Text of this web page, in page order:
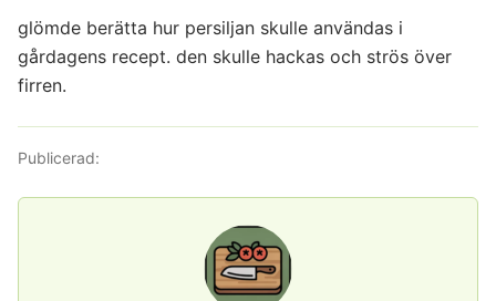
glömde berätta hur persiljan skulle användas i
gårdagens recept. den skulle hackas och strös över
firren.
Publicerad: